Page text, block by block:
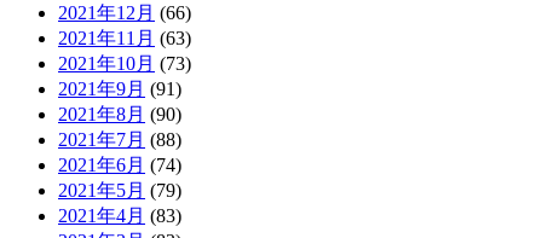
2021年12月 (66)
2021年11月 (63)
2021年10月 (73)
2021年9月 (91)
2021年8月 (90)
2021年7月 (88)
2021年6月 (74)
2021年5月 (79)
2021年4月 (83)